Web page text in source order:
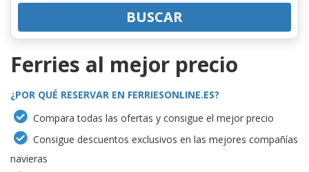
BUSCAR
Ferries al mejor precio
¿POR QUÉ RESERVAR EN FERRIESONLINE.ES?
Compara todas las ofertas y consigue el mejor precio
Consigue descuentos exclusivos en las mejores compañías
navieras